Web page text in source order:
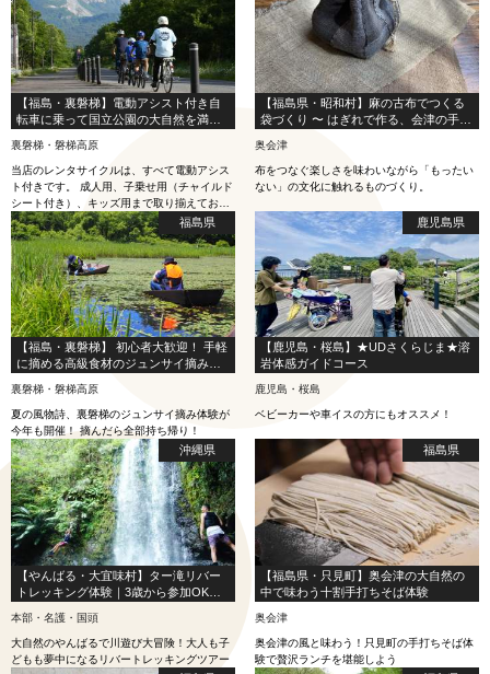
【福島・裏磐梯】電動アシスト付き自
転車に乗って国立公園の大自然を満喫
ン♪
裏磐梯・磐梯高原
当店のレンタサイクルは、すべて電動アシス
ト付きです。 成人用、子乗せ用（チャイルド
シート付き）、キッズ用まで取り揃えてお
り、ファミリーでのサイクリングからお一人
でのご利用まで幅広く対応しております。
【福島県・昭和村】麻の古布でつくる
袋づくり 〜 はぎれで作る、会津の手仕
奥会津
布をつなぐ楽しさを味わいながら「もったい
ない」の文化に触れるものづくり。
福島県
【福島・裏磐梯】 初心者大歓迎！ 手軽
に摘める高級食材のジュンサイ摘み取
裏磐梯・磐梯高原
夏の風物詩、裏磐梯のジュンサイ摘み体験が
今年も開催！ 摘んだら全部持ち帰り！
鹿児島県
【鹿児島・桜島】★UDさくらじま★溶
岩体感ガイドコース
鹿児島・桜島
ベビーカーや車イスの方にもオススメ！
沖縄県
【やんばる・大宜味村】ター滝リバー
トレッキング体験｜3歳から参加OK・
本部・名護・国頭
大自然のやんばるで川遊び大冒険！大人も子
どもも夢中になるリバートレッキングツアー
福島県
【福島県・只見町】奥会津の大自然の
中で味わう十割手打ちそば体験
奥会津
奥会津の風と味わう！只見町の手打ちそば体
験で贅沢ランチを堪能しよう